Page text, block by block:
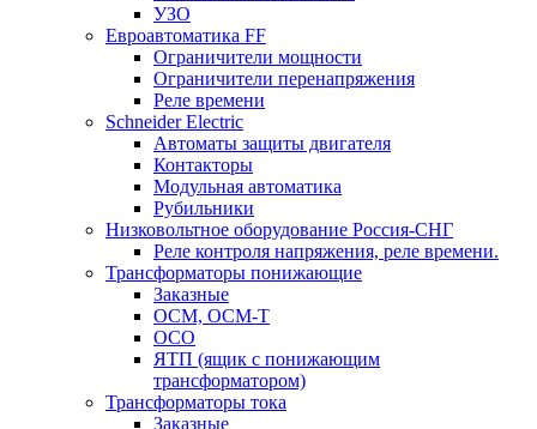
УЗО
Евроавтоматика FF
Ограничители мощности
Ограничители перенапряжения
Реле времени
Schneider Electric
Автоматы защиты двигателя
Контакторы
Модульная автоматика
Рубильники
Низковольтное оборудование Россия-СНГ
Реле контроля напряжения, реле времени.
Трансформаторы понижающие
Заказные
ОСМ, ОСМ-Т
ОСО
ЯТП (ящик с понижающим
трансформатором)
Трансформаторы тока
Заказные